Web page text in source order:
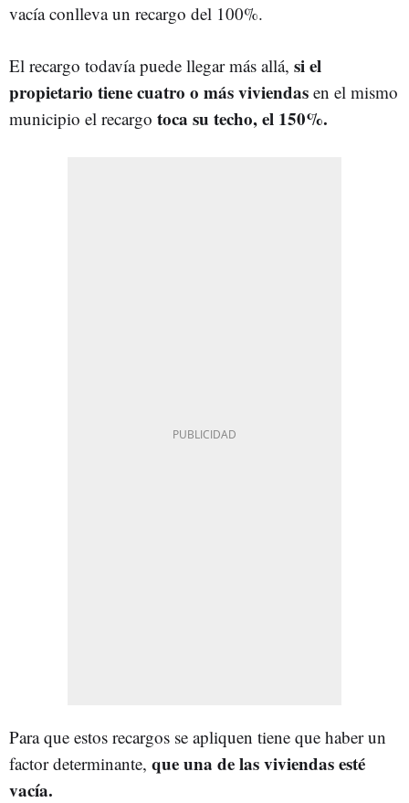
vacía conlleva un recargo del 100%.
El recargo todavía puede llegar más allá, si el
propietario tiene cuatro o más viviendas en el mismo
municipio el recargo toca su techo, el 150%.
Para que estos recargos se apliquen tiene que haber un
factor determinante, que una de las viviendas esté
vacía.